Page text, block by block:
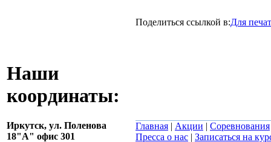
Поделиться ссылкой в:Для
Наши
координаты:
Иркутск, ул. Поленова
18"А" офис 301
Главная | Акции | Соревнования
Пресса о нас | Записаться на